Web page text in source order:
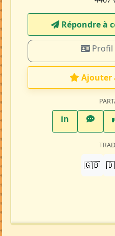
Répondre à
Ajouter
inLinkedIn
🇬🇧